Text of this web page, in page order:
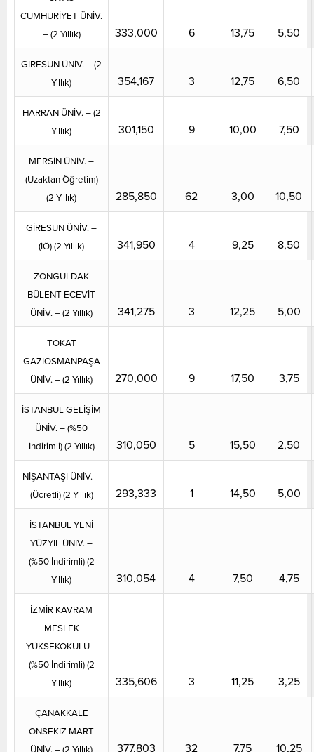
CUMHURİYET ÜNİV.
– (2 Yıllık)
333,000 6 13,75 5,50
GİRESUN ÜNİV. – (2
Yıllık)
354,167 3 12,75 6,50
HARRAN ÜNİV. – (2
Yıllık)
301,150 9 10,00 7,50
MERSİN ÜNİV. –
(Uzaktan Öğretim)
(2 Yıllık)
285,850 62 3,00 10,50
GİRESUN ÜNİV. –
(İÖ) (2 Yıllık)
341,950 4 9,25 8,50
ZONGULDAK
BÜLENT ECEVİT
ÜNİV. – (2 Yıllık)
341,275 3 12,25 5,00
TOKAT
GAZİOSMANPAŞA
ÜNİV. – (2 Yıllık)
270,000 9 17,50 3,75
İSTANBUL GELİŞİM
ÜNİV. – (%50
İndirimli) (2 Yıllık)
310,050 5 15,50 2,50
NİŞANTAŞI ÜNİV. –
(Ücretli) (2 Yıllık)
293,333 1 14,50 5,00
İSTANBUL YENİ
YÜZYIL ÜNİV. –
(%50 İndirimli) (2
Yıllık)
310,054 4 7,50 4,75
İZMİR KAVRAM
MESLEK
YÜKSEKOKULU –
(%50 İndirimli) (2
Yıllık)
335,606 3 11,25 3,25
ÇANAKKALE
ONSEKİZ MART
ÜNİV. – (2 Yıllık)
377,803 32 7,75 10,25